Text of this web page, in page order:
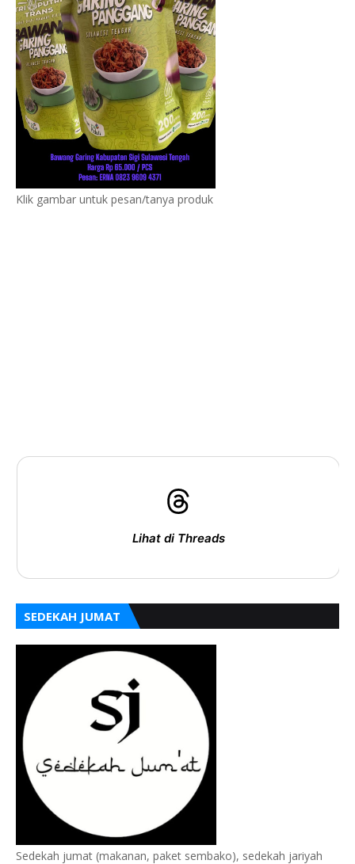
Klik gambar untuk pesan/tanya produk
Lihat di Threads
SEDEKAH JUMAT
Sedekah jumat (makanan, paket sembako), sedekah jariyah